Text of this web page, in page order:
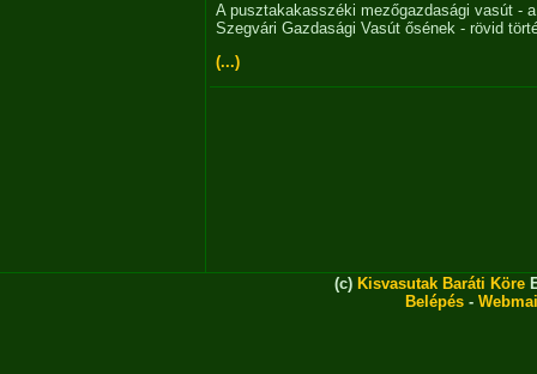
A pusztakakasszéki mezőgazdasági vasút - a
Szegvári Gazdasági Vasút ősének - rövid
(...)
(c) Kisvasutak Baráti Köre
Belépés -